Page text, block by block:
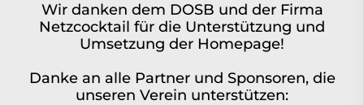
Wir danken dem DOSB und der Firma
Netzcocktail für die Unterstützung und
Umsetzung der Homepage!
Danke an alle Partner und Sponsoren, die
unseren Verein unterstützen: